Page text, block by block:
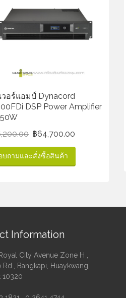
วอร์แอมป์ Dynacord
DSP Power Amplifier
฿64,700.00
บถามและสั่งซื้อสินค้า
Information
City Avenue Zone H ,
Rd., Bangkapi, Huaykwang,
10320